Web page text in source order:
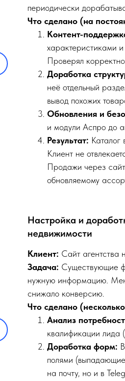
периодически
Что сделано (на
Контент-
характеристиками
Проверял
Доработка
неё отдельный
вывод похожих
Обновления и
и модули Аспро до
Результат: Каталог
Клиент не
Продажи через
обновляемому
Настройка и
недвижимости
Клиент: Сайт агентства
Задача: Существующие
нужную информацию.
снижало конверсию.
Что сделано
Анализ
квалификации лида
Доработка форм:
полями
на почту, но и в